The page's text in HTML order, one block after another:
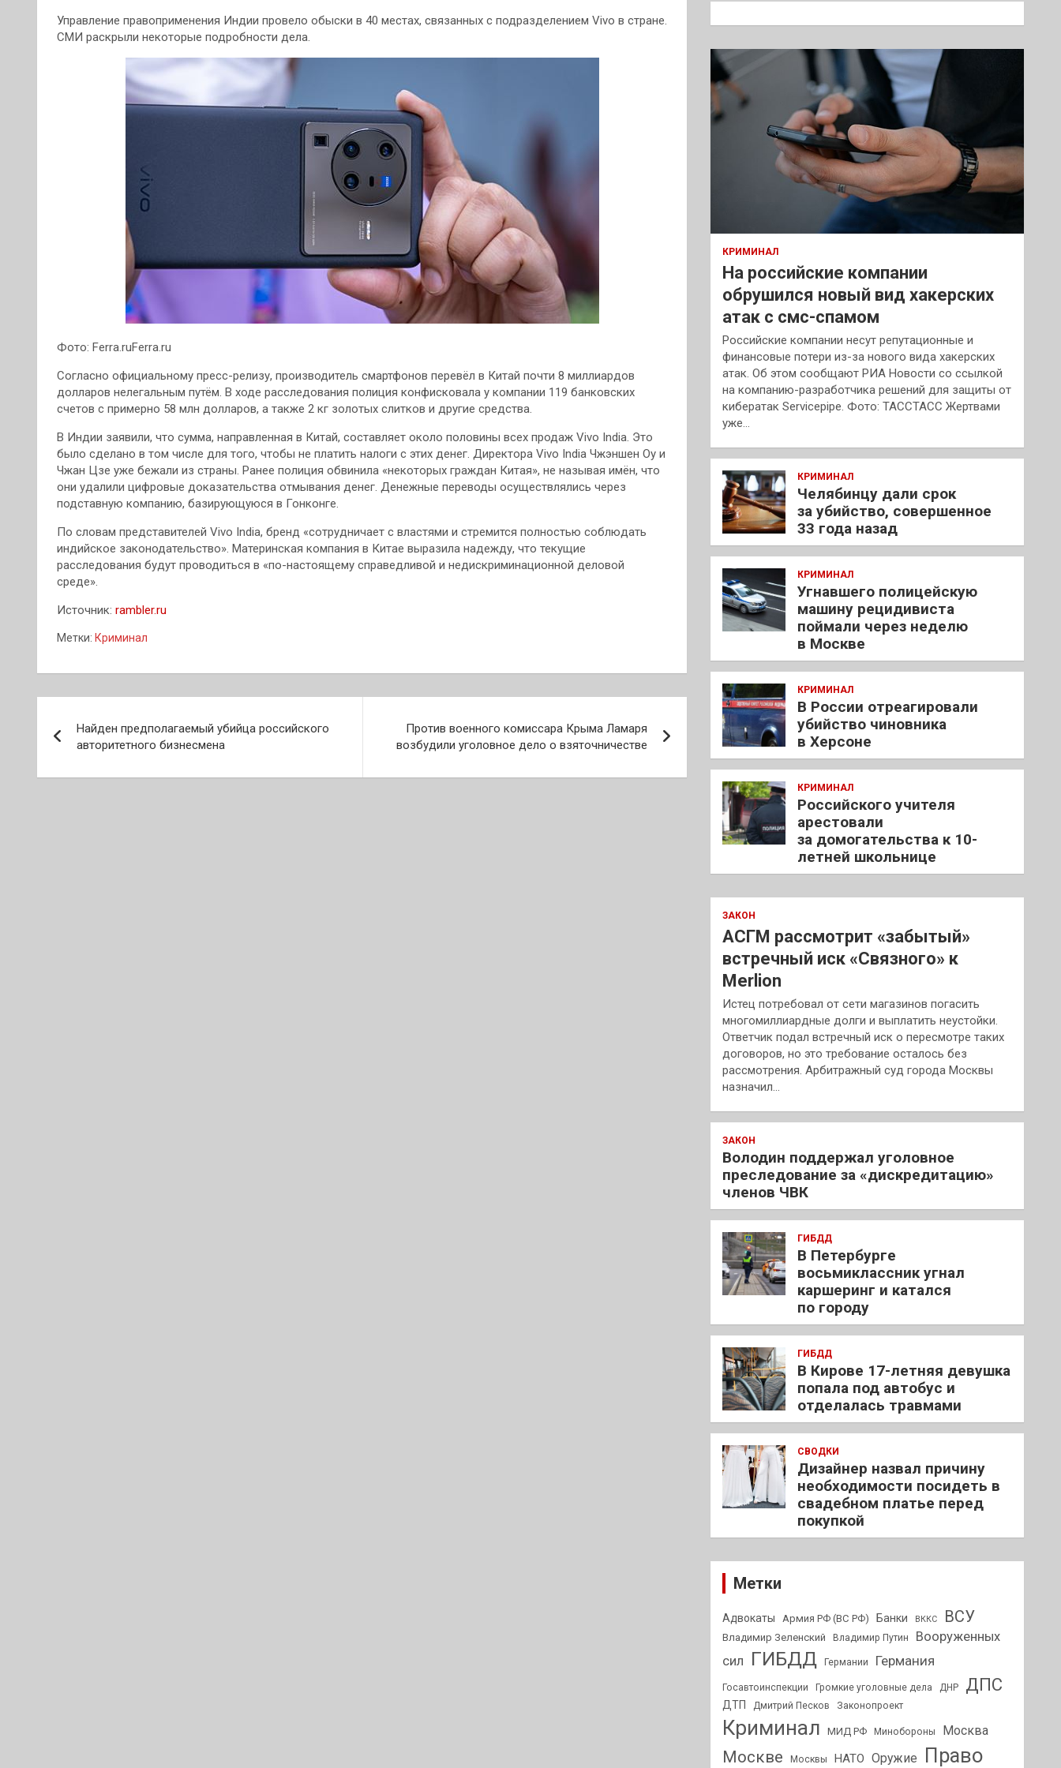
Управление правоприменения Индии провело обыски в 40 местах, связанных с подразделением Vivo в стране.
СМИ раскрыли некоторые подробности дела.
Фото: Ferra.ruFerra.ru
Согласно официальному пресс-релизу, производитель смартфонов перевёл в Китай почти 8 миллиардов
долларов нелегальным путём. В ходе расследования полиция конфисковала у компании 119 банковских
счетов с примерно 58 млн долларов, а также 2 кг золотых слитков и другие средства.
В Индии заявили, что сумма, направленная в Китай, составляет около половины всех продаж Vivo India. Это
было сделано в том числе для того, чтобы не платить налоги с этих денег. Директора Vivo India Чжэншен Оу и
Чжан Цзе уже бежали из страны. Ранее полиция обвинила «некоторых граждан Китая», не называя имён, что
они удалили цифровые доказательства отмывания денег. Денежные переводы осуществлялись через
подставную компанию, базирующуюся в Гонконге.
По словам представителей Vivo India, бренд «сотрудничает с властями и стремится полностью соблюдать
индийское законодательство». Материнская компания в Китае выразила надежду, что текущие
расследования будут проводиться в «по-настоящему справедливой и недискриминационной деловой
среде».
Источник: rambler.ru
Метки: Криминал
по
записям
Найден предполагаемый убийца российского
авторитетного бизнесмена
Против военного комиссара Крыма Ламаря
возбудили уголовное дело о взяточничестве
к
КРИМИНАЛ
На российские компании
обрушился новый вид хакерских
атак с смс-спамом
Российские компании несут репутационные и
финансовые потери из-за нового вида хакерских
атак. Об этом сообщают РИА Новости со ссылкой
на компанию-разработчика решений для защиты от
кибератак Servicepipe. Фото: ТАССТАСС Жертвами
уже…
КРИМИНАЛ
Челябинцу дали срок
за убийство, совершенное
33 года назад
КРИМИНАЛ
Угнавшего полицейскую
машину рецидивиста
поймали через неделю
в Москве
КРИМИНАЛ
В России отреагировали
убийство чиновника
в Херсоне
КРИМИНАЛ
Российского учителя
арестовали
за домогательства к 10-
летней школьнице
ЗАКОН
АСГМ рассмотрит «забытый»
встречный иск «Связного» к
Merlion
Истец потребовал от сети магазинов погасить
многомиллиардные долги и выплатить неустойки.
Ответчик подал встречный иск о пересмотре таких
договоров, но это требование осталось без
рассмотрения. Арбитражный суд города Москвы
назначил…
ЗАКОН
Володин поддержал уголовное
преследование за «дискредитацию»
членов ЧВК
ГИБДД
В Петербурге
восьмиклассник угнал
каршеринг и катался
по городу
ГИБДД
В Кирове 17-летняя девушка
попала под автобус и
отделалась травмами
СВОДКИ
Дизайнер назвал причину
необходимости посидеть в
свадебном платье перед
покупкой
Метки
Адвокаты Армия РФ (ВС РФ) Банки ВККС ВСУ
Владимир Зеленский Владимир Путин
Вооруженных
сил
ГИБДД Германии Германия
Госавтоинспекции Громкие уголовные дела ДНР ДПС
ДТП Дмитрий Песков Законопроект
Криминал МИД РФ Минобороны Москва
Москве Москвы НАТО Оружие Право